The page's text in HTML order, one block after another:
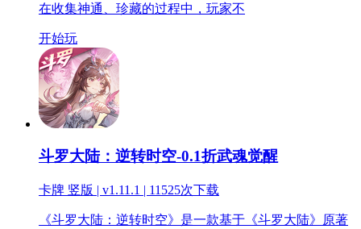
在收集神通、珍藏的过程中，玩家不
开始玩
斗罗大陆：逆转时空-0.1折武魂觉醒
卡牌 竖版 | v1.11.1 | 11525次下载
《斗罗大陆：逆转时空》是一款基于《斗罗大陆》原著